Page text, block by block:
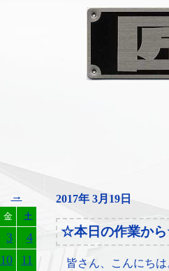
→
金
土
3
4
10
11
2017年 3月19日
☆本日の作業か
皆さん、こんにちは